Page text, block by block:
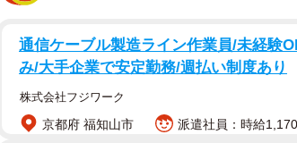
通信ケーブル製造ライン作業員/未経験
み/大手企業で安定勤務/週払い制度あり
株式会社フジワーク
京都府 福知山市 派遣社員：時給